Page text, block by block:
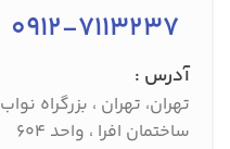
0912-7113237
آدرس :
تهران، تهران ، بزرگراه
ساختمان افرا ، واحد 604